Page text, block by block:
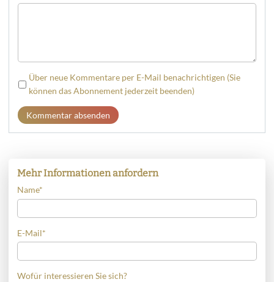
Über neue Kommentare per E-Mail benachrichtigen (Sie
können das Abonnement jederzeit beenden)
Kommentar absenden
Mehr Informationen anfordern
Name*
E-Mail*
Wofür interessieren Sie sich?